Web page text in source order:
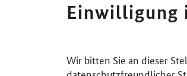
Einwilligung
Wir bitten Sie an dieser